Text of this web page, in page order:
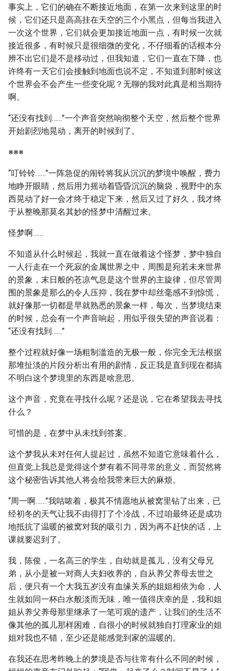
事实上，它们的确在不断接近地面，在第一次来到这里的时
候，它们还只是高高挂在天空的三个小黑点，但每当我进入
一次这个世界，它们就会更加接近地面一点，有时候一次就
接近很多，有时候只是很细微的变化，不仔细看的话根本分
辨不出它们是不是移动过，但我知道，它们一直在下降，也
许终有一天它们会接触到地面也说不定，不知道到那时候这
个世界会不会产生一些变化呢？无聊的我对此真是相当期待
啊。
“还没有找到……”一个声音突然响彻整个天空，然后整个世界
开始剧烈地晃动，离开的时候到了。
※※※
“叮铃铃……”一阵急促的闹铃将我从沉沉的梦境中唤醒，费力
地睁开眼睛，然后用力摇动着昏昏沉沉的脑袋，视野中的东
西晃动了好一会才终于稳定下来，然后又过了好久，我才终
于从整晚那莫名其妙的怪梦中清醒过来。
怪梦啊……
不知道从什么时候起，我就一直在做着这个怪梦，梦中独自
一人行走在一个死寂的金属世界之中，周围是宛若未来世界
的景象，末日般的苍凉气息是这个世界的主旋律，但尽管周
围的景象是那么的令人压抑，我在梦中却丝毫感不到惊慌，
就好像那一切都是早就熟悉的景象一样，每次，当梦境结束
的时候，总会有一个声音响起，用似乎很失望的声音说着：
“还没有找到……”
整个过程就好像一场粗制滥造的无极一般，你完全无法根据
那堆扯淡的片段分析出有用的剧情，反正我是直到现在都搞
不明白这个梦境里的东西是啥意思。
这个声音，究竟在寻找什么呢？还是说，它在希望我去寻找
什么？
可惜的是，在梦中从未找到答案。
这个梦我从未对任何人提起过，虽然不知道它意味着什么，
但直觉上我总是觉得这个梦有着不同寻常的意义，而贸然将
这个秘密告诉其他人将会给我带来巨大的麻烦。
“周一啊……”我咕哝着，极其不情愿地从被窝里钻了出来，已
经初冬的天气让我不由得打了个冷战，不过咱最终还是成功
地抵抗了温暖的被窝对我的吸引力，因为再不赶快的话，上
课就要迟到了。
我，陈俊，一名高三的学生，自幼就是孤儿，没有父母兄
弟，从小是被一对商人夫妇收养的，自从养父养母去世之
后，便只有一个大我五岁没有血缘关系的姐姐相依为命，人
生就如同一杯白水般淡而无味，唯一值得庆幸的是，我和姐
姐从养父养母那里继承了一笔可观的遗产，让我们的生活不
像其他的孤儿那样困难，自很小的时候就独自打理家业的姐
姐对我也不错，至少还是能感觉到家的温暖的。
在我还在思考昨晚上的梦境是否与往常有什么不同的时候，